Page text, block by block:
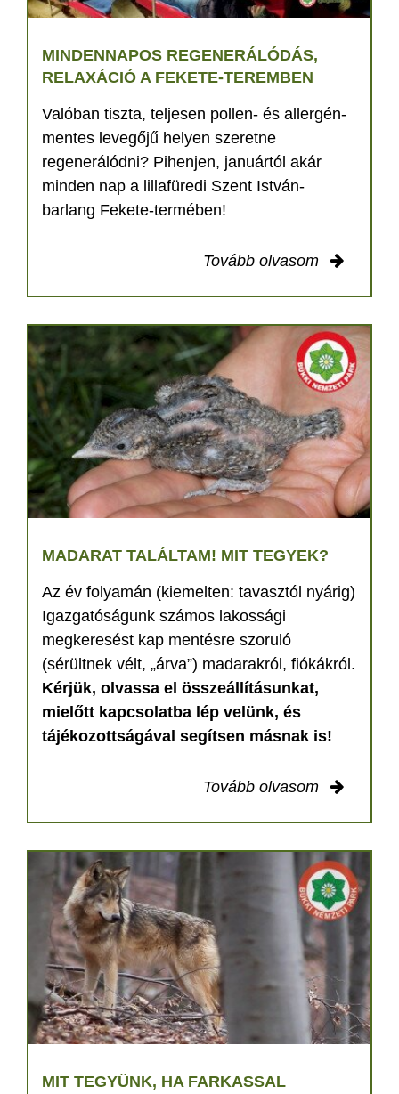
MINDENNAPOS REGENERÁLÓDÁS,
RELAXÁCIÓ A FEKETE-TEREMBEN
Valóban tiszta, teljesen pollen- és allergén-
mentes levegőjű helyen szeretne
regenerálódni? Pihenjen, januártól akár
minden nap a lillafüredi Szent István-
barlang Fekete-termében!
Tovább olvasom
MADARAT TALÁLTAM! MIT TEGYEK?
Az év folyamán (kiemelten: tavasztól nyárig)
Igazgatóságunk számos lakossági
megkeresést kap mentésre szoruló
(sérültnek vélt, „árva”) madarakról, fiókákról.
Kérjük, olvassa el összeállításunkat,
mielőtt kapcsolatba lép velünk, és
tájékozottságával segítsen másnak is!
Tovább olvasom
MIT TEGYÜNK, HA FARKASSAL